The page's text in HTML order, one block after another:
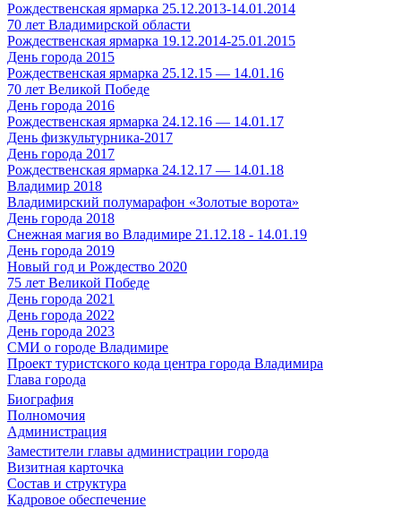
Рождественская ярмарка 25.12.2013-14.01.2014
70 лет Владимирской области
Рождественская ярмарка 19.12.2014-25.01.2015
День города 2015
Рождественская ярмарка 25.12.15 — 14.01.16
70 лет Великой Победе
День города 2016
Рождественская ярмарка 24.12.16 — 14.01.17
День физкультурника-2017
День города 2017
Рождественская ярмарка 24.12.17 — 14.01.18
Владимир 2018
Владимирский полумарафон «Золотые ворота»
День города 2018
Снежная магия во Владимире 21.12.18 - 14.01.19
День города 2019
Новый год и Рождество 2020
75 лет Великой Победе
День города 2021
День города 2022
День города 2023
СМИ о городе Владимире
Проект туристского кода центра города Владимира
Глава города
Биография
Полномочия
Администрация
Заместители главы администрации города
Визитная карточка
Состав и структура
Кадровое обеспечение